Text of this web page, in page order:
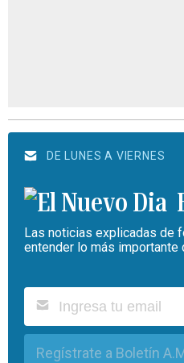
DE LUNES A VIERNES
Las noticias explicadas de
entender lo más importante
Regístrate a Boletín